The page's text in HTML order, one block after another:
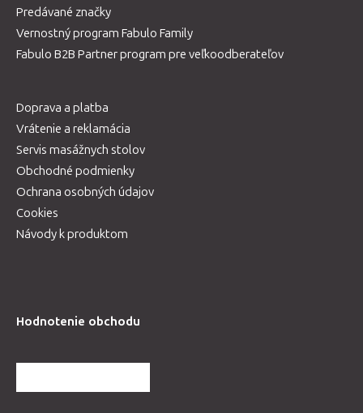
Predávané značky
Vernostný program Fabulo Family
Fabulo B2B Partner program pre veľkoodberateľov
Doprava a platba
Vrátenie a reklamácia
Servis masážnych stolov
Obchodné podmienky
Ochrana osobných údajov
Cookies
Návody k produktom
Hodnotenie obchodu